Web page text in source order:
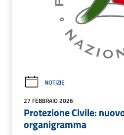
NOTIZIE
27 FEBBRAIO 2026
Protezione Civile:
organigramma